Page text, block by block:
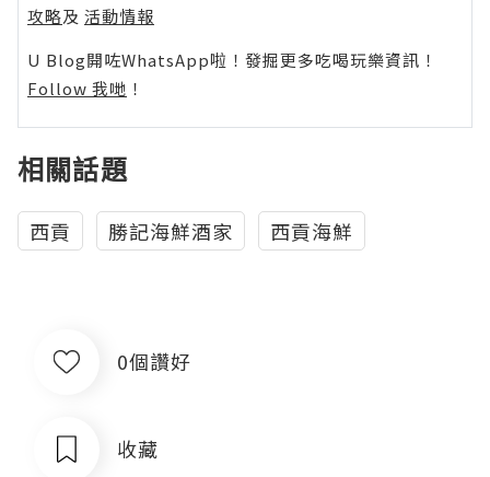
攻略及 活動情報
U Blog開咗WhatsApp啦！發掘更多吃喝玩樂資訊！
Follow 我哋 ！
相關話題
西貢 勝記海鮮酒家 西貢海鮮
0個讚好
收藏